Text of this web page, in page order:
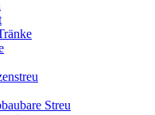
Streu